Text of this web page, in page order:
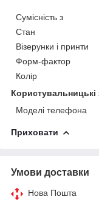
Сумісність з
Стан
Візерунки і принти
Форм-фактор
Колір
Користувальницькі
Моделі телефона
Приховати
Умови доставки
Нова Пошта